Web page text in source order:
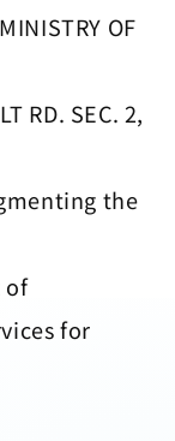
OF
RD. SEC. 2,
the
of
for